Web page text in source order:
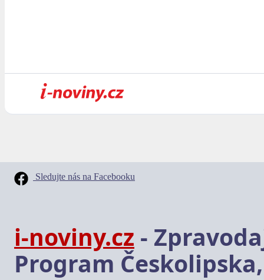
Sledujte nás na Facebooku
i-noviny.cz -
Program